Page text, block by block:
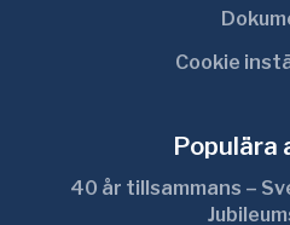
Cookie
Populära
40 år tillsammans –